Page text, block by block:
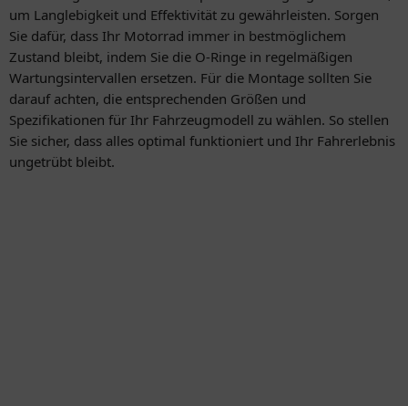
um Langlebigkeit und Effektivität zu gewährleisten. Sorgen
Sie dafür, dass Ihr Motorrad immer in bestmöglichem
Zustand bleibt, indem Sie die O-Ringe in regelmäßigen
Wartungsintervallen ersetzen. Für die Montage sollten Sie
darauf achten, die entsprechenden Größen und
Spezifikationen für Ihr Fahrzeugmodell zu wählen. So stellen
Sie sicher, dass alles optimal funktioniert und Ihr Fahrerlebnis
ungetrübt bleibt.